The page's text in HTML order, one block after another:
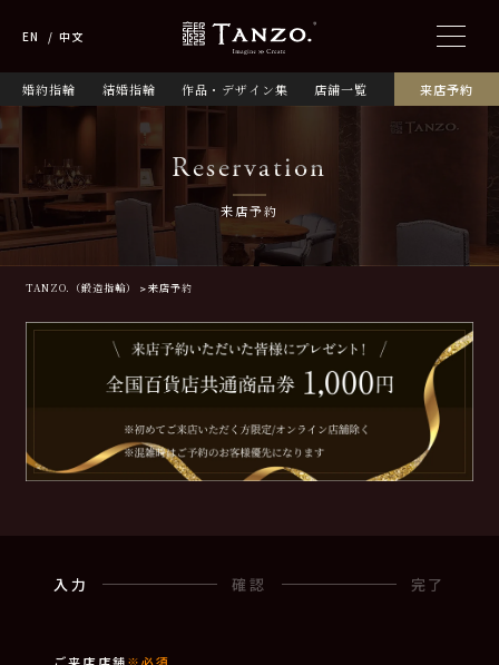
婚約指輪 結婚指輪 作品・デザイン集 店舗一覧 来店予約
EN 中文
Reservation
来店予約
TANZO.（鍛造指輪） 来店予約
入力 確認 完了
ご来店店舗※必須